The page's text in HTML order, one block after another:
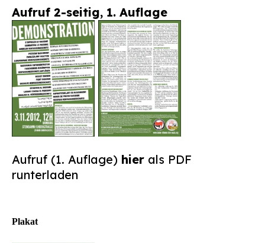
Aufruf 2-seitig, 1. Auflage
Aufruf (1. Auflage) hier als PDF
runterladen
Plakat